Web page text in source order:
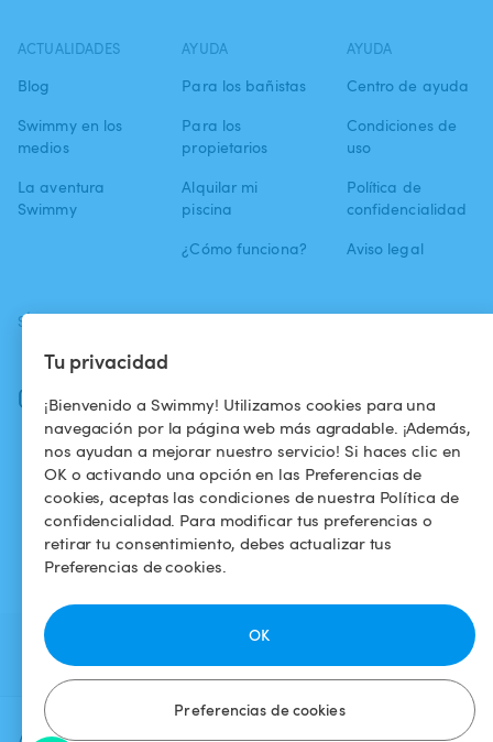
Tu privacidad
¡Bienvenido a Swimmy! Utilizamos cookies para una
navegación por la página web más agradable. ¡Además,
nos ayudan a mejorar nuestro servicio! Si haces clic en
OK o activando una opción en las Preferencias de
cookies, aceptas las condiciones de nuestra Política de
confidencialidad. Para modificar tus preferencias o
retirar tu consentimiento, debes actualizar tus
Preferencias de cookies.
Preferencias de cookies
OK
ACTUALIDADES
Blog
Swimmy en los
medios
La aventura
Swimmy
AYUDA
Para los bañistas
Para los
propietarios
Alquilar mi
piscina
¿Cómo funciona?
AYUDA
Centro de ayuda
Condiciones de
uso
Política de
confidencialidad
Aviso legal
SÍGUENOS
Facebook
Instagram